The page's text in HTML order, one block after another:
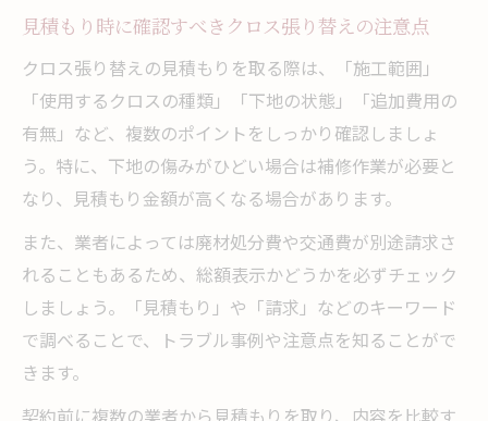
見積もり時に確認すべきクロス張り替えの注意点
クロス張り替えの見積もりを取る際は、「施工範囲」
「使用するクロスの種類」「下地の状態」「追加費用の
有無」など、複数のポイントをしっかり確認しましょ
う。特に、下地の傷みがひどい場合は補修作業が必要と
なり、見積もり金額が高くなる場合があります。
また、業者によっては廃材処分費や交通費が別途請求さ
れることもあるため、総額表示かどうかを必ずチェック
しましょう。「見積もり」や「請求」などのキーワード
で調べることで、トラブル事例や注意点を知ることがで
きます。
契約前に複数の業者から見積もりを取り、内容を比較す